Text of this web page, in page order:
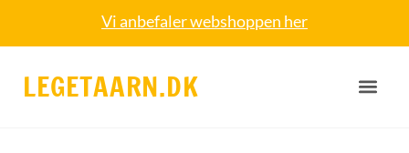
Vi anbefaler webshoppen her
LEGETAARN.DK